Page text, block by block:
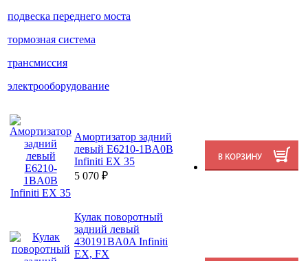
подвеска переднего моста
тормозная система
трансмиссия
электрооборудование
Амортизатор задний
левый E6210-1BA0B
Infiniti EX 35
5 070 ₽
Кулак поворотный
задний левый
430191BA0A Infiniti
EX, FX